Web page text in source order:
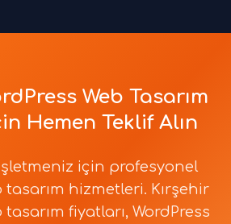
Web Tasarım
Hemen Teklif Alın
için profesyonel
tasarım hizmetleri. Kırşehir
tasarım fiyatları, WordPress